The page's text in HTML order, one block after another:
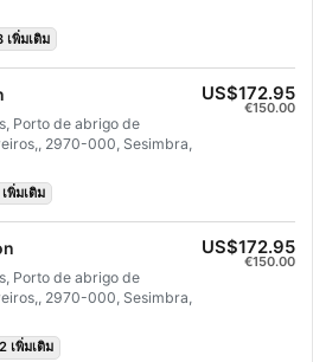
เพิ่มเติม
Porto de abrigo de
2970-000, Sesimbra,
พิ่มเติม
US$172.95
€150.00
Porto de abrigo de
2970-000, Sesimbra,
เพิ่มเติม
US$172.95
€150.00